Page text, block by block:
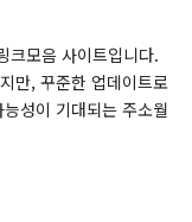
크모음 사이트입니다.
만, 꾸준한 업데이트로
성이 기대되는 주소월